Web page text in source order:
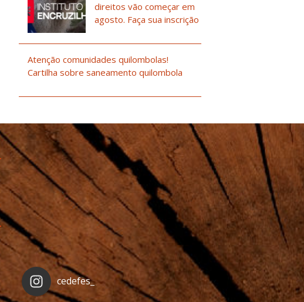
direitos vão começar em
agosto. Faça sua inscrição
Atenção comunidades quilombolas!
Cartilha sobre saneamento quilombola
cedefes_